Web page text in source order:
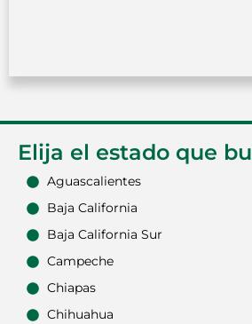
Elija el estado que
Aguascalientes
Baja California
Baja California Sur
Campeche
Chiapas
Chihuahua